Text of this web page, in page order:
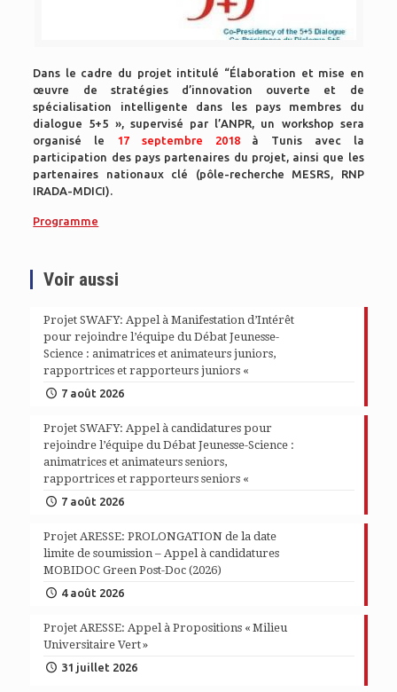
Dans le cadre du projet intitulé “Élaboration et mise en
œuvre de stratégies d’innovation ouverte et de
spécialisation intelligente dans les pays membres du
dialogue 5+5 », supervisé par l’ANPR, un workshop sera
organisé le 17 septembre 2018à Tunis avec la
participation des pays partenaires du projet, ainsi que les
partenaires nationaux clé (pôle-recherche MESRS, RNP
IRADA-MDICI).
Programme
Voir aussi
Projet SWAFY: Appel à Manifestation d’Intérêt
pour rejoindre l’équipe du Débat Jeunesse-
Science : animatrices et animateurs juniors,
rapportrices et rapporteurs juniors «
7 août 2026
Projet SWAFY: Appel à candidatures pour
rejoindre l’équipe du Débat Jeunesse-Science :
animatrices et animateurs seniors,
rapportrices et rapporteurs seniors «
7 août 2026
Projet ARESSE: PROLONGATION de la date
limite de soumission – Appel à candidatures
MOBIDOC Green Post-Doc (2026)
4 août 2026
Projet ARESSE: Appel à Propositions « Milieu
Universitaire Vert »
31 juillet 2026